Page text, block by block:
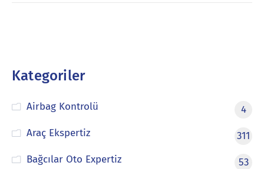
Kategoriler
Airbag Kontrolü
4
Araç Ekspertiz
311
Bağcılar Oto Expertiz
53